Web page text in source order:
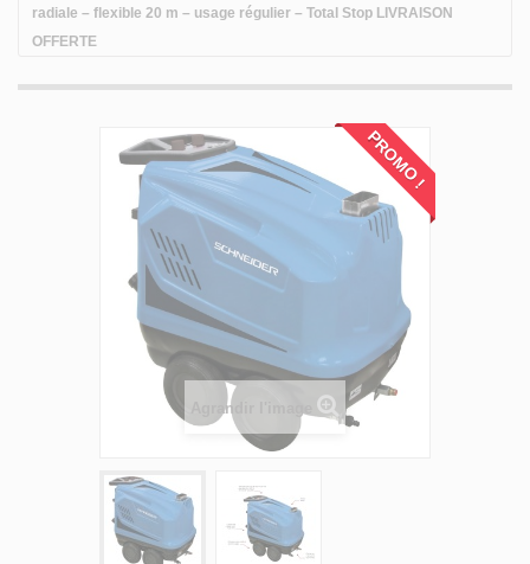
radiale – flexible 20 m – usage régulier – Total Stop LIVRAISON
OFFERTE
PROMO !
Agrandir l'image